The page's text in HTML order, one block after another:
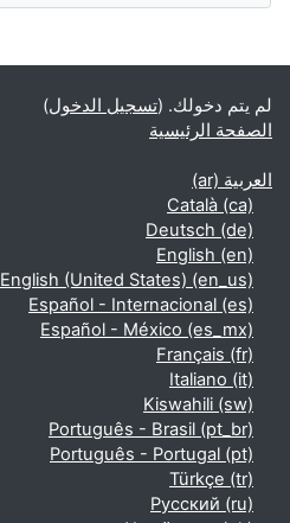
الكتل التكميلية
لم يتم دخولك. (تسجيل الدخول)
الصفحة الرئيسية
العربية ‎(ar)‎
Català ‎(ca)‎
Deutsch ‎(de)‎
English ‎(en)‎
English (United States) ‎(en_us)‎
Español - Internacional ‎(es)‎
Español - México ‎(es_mx)‎
Français ‎(fr)‎
Italiano ‎(it)‎
Kiswahili ‎(sw)‎
Português - Brasil ‎(pt_br)‎
Português - Portugal ‎(pt)‎
Türkçe ‎(tr)‎
Русский ‎(ru)‎